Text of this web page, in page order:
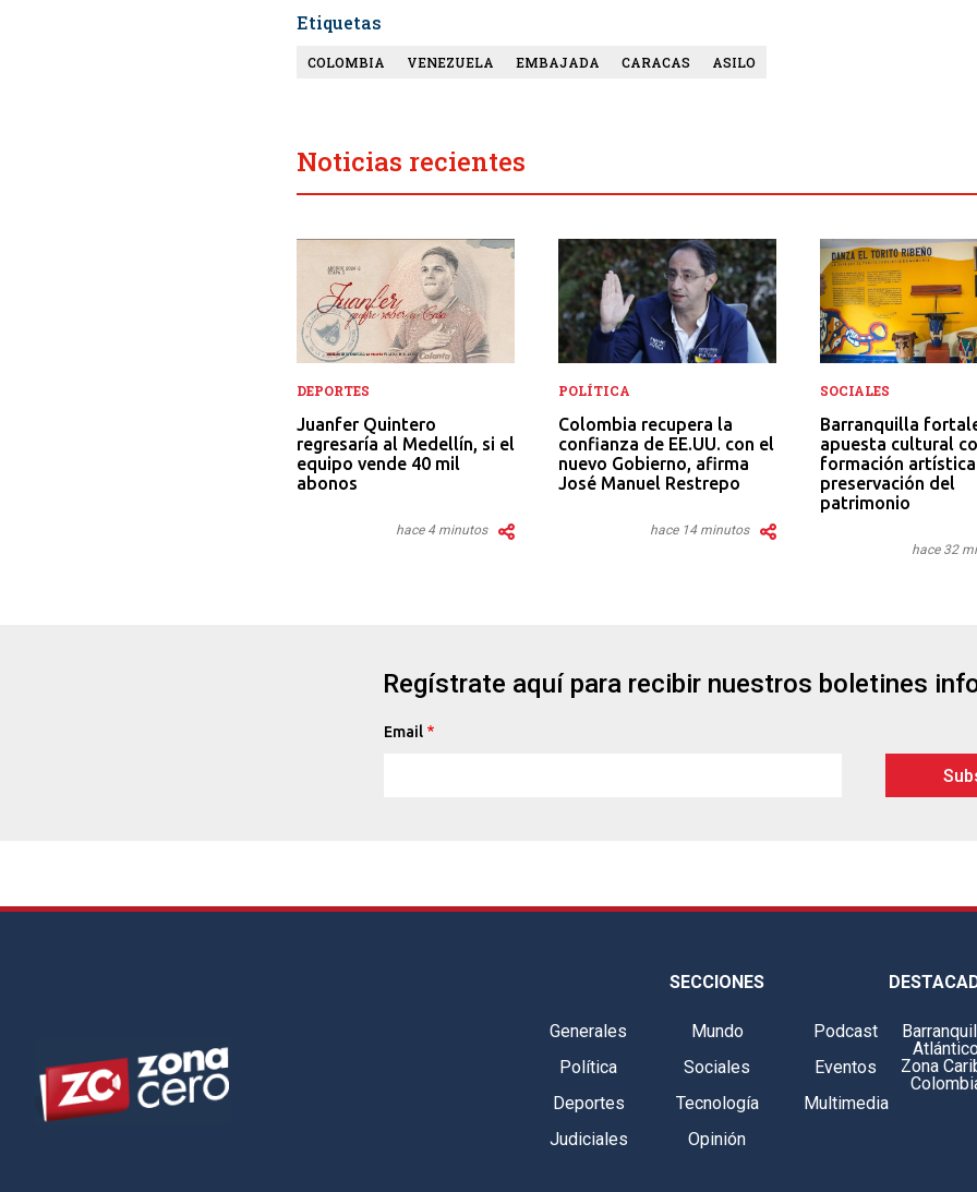
Etiquetas
COLOMBIA VENEZUELA EMBAJADA CARACAS ASILO
Noticias recientes
DEPORTES
Juanfer Quintero
regresaría al Medellín, si el
equipo vende 40 mil
abonos
hace 4 minutos
POLÍTICA
Colombia recupera la
confianza de EE.UU. con el
nuevo Gobierno, afirma
José Manuel Restrepo
hace 14 minutos
SOCIALES
Barranquilla
apuesta cultural
formación
preservación del
patrimonio
hace 32
Regístrate aquí para recibir nuestros boletines
Email
SECCIONES
Generales Mundo
Podcast
Política
Sociales
Eventos
Deportes
Tecnología
Multimedia
Judiciales
Opinión
Zona